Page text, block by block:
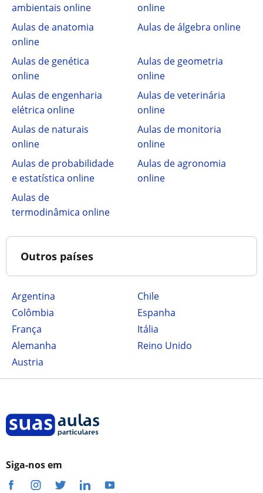
ambientais online
online
Aulas de anatomia
online
Aulas de álgebra online
Aulas de genética
online
Aulas de geometria
online
Aulas de engenharia
elétrica online
Aulas de veterinária
online
Aulas de naturais
online
Aulas de monitoria
online
Aulas de probabilidade
e estatística online
Aulas de agronomia
online
Aulas de
termodinâmica online
Outros países
Argentina
Chile
Colômbia
Espanha
França
Itália
Alemanha
Reino Unido
Austria
Siga-nos em